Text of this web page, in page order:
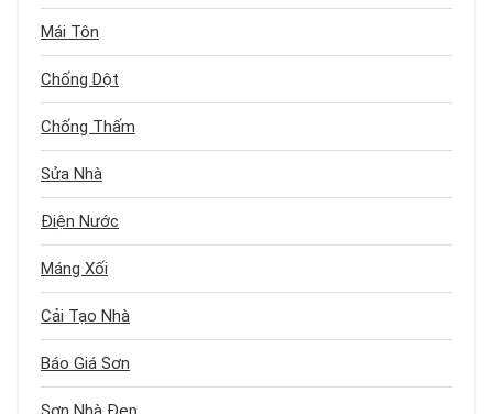
Mái Tôn
Chống Dột
Chống Thấm
Sửa Nhà
Điện Nước
Máng Xối
Cải Tạo Nhà
Báo Giá Sơn